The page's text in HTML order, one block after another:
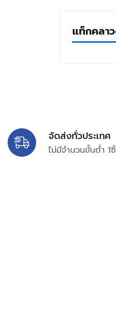
แท็กคลา
จัดส่งทั่วประเทศ
ไม่มีจำนวนขั้นต่ำ 1